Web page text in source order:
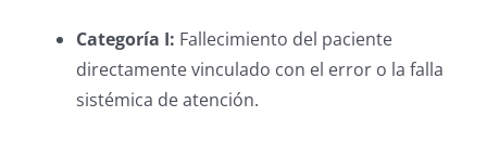
Categoría I: Fallecimiento del paciente
directamente vinculado con el error o la falla
sistémica de atención.